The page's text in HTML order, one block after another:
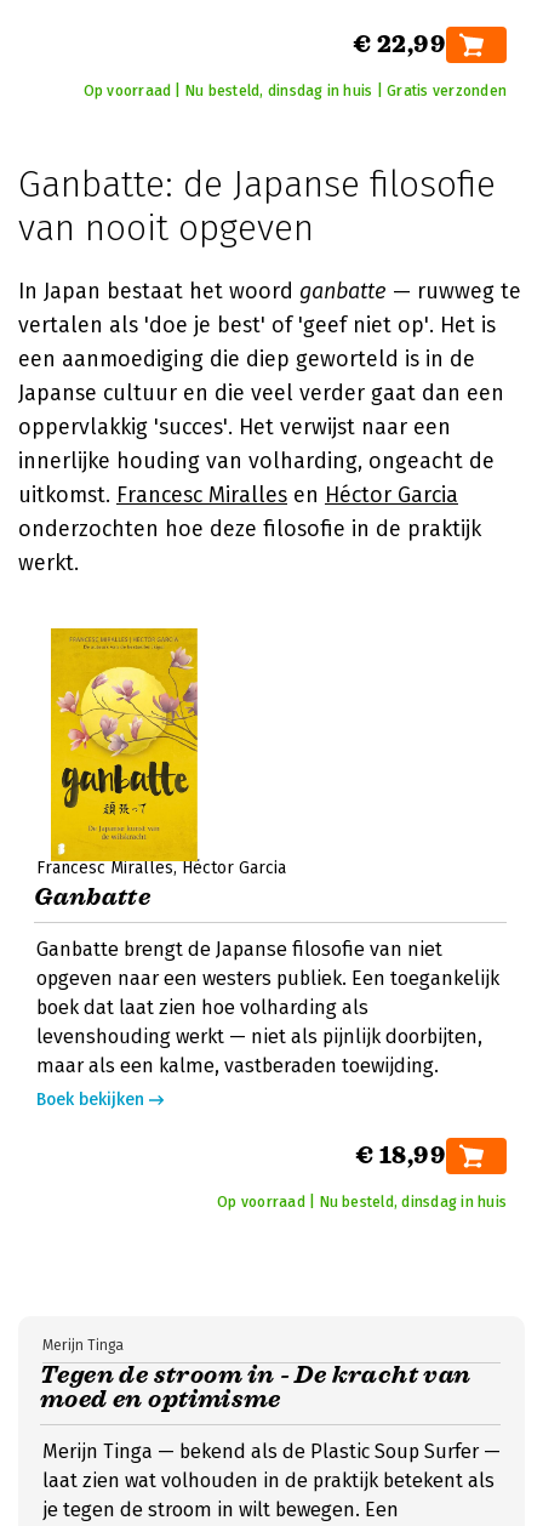
€ 22,99
Op voorraad | Nu besteld, dinsdag in huis | Gratis verzonden
Ganbatte: de Japanse filosofie
van nooit opgeven
In Japan bestaat het woord ganbatte — ruwweg te
vertalen als 'doe je best' of 'geef niet op'. Het is
een aanmoediging die diep geworteld is in de
Japanse cultuur en die veel verder gaat dan een
oppervlakkig 'succes'. Het verwijst naar een
innerlijke houding van volharding, ongeacht de
uitkomst. Francesc Miralles en Héctor Garcia
onderzochten hoe deze filosofie in de praktijk
werkt.
Francesc Miralles Héctor Garcia
Ganbatte
Ganbatte brengt de Japanse filosofie van niet
opgeven naar een westers publiek. Een toegankelijk
boek dat laat zien hoe volharding als
levenshouding werkt — niet als pijnlijk doorbijten,
maar als een kalme, vastberaden toewijding.
Boek bekijken
€ 18,99
Op voorraad | Nu besteld, dinsdag in huis
Tegen de stroom in - De kracht van
moed en optimisme
Merijn Tinga
Merijn Tinga — bekend als de Plastic Soup Surfer —
laat zien wat volhouden in de praktijk betekent als
je tegen de stroom in wilt bewegen. Een